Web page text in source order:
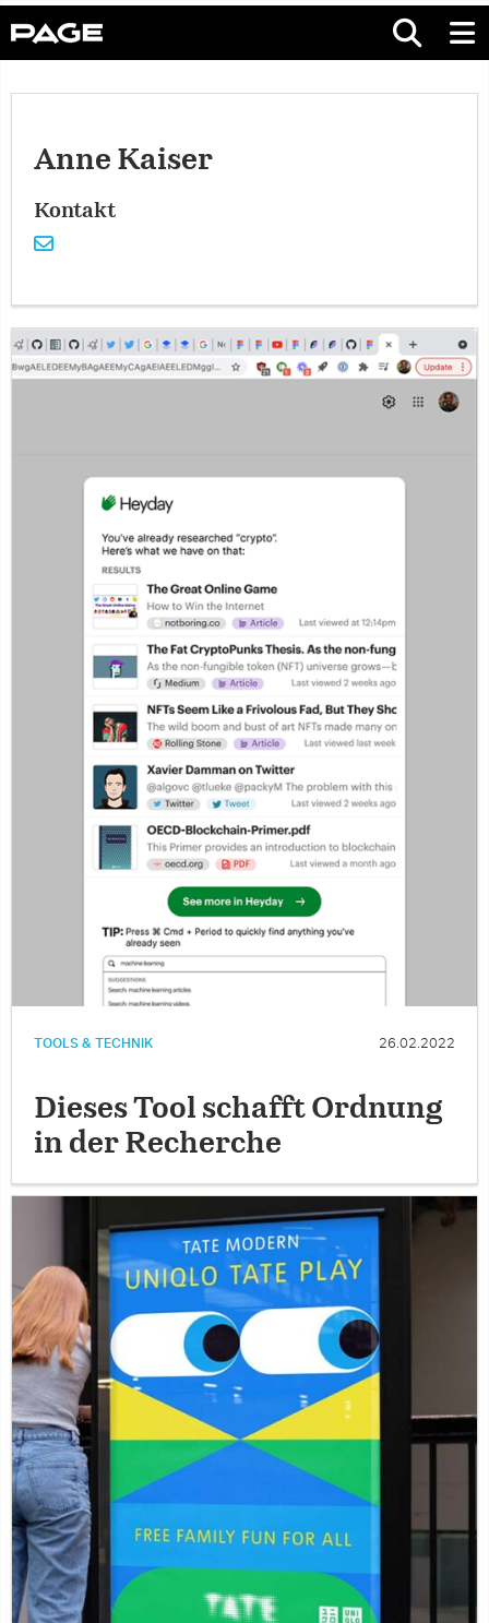
Anne Kaiser
Kontakt
TOOLS & TECHNIK 26.02.2022
Dieses Tool schafft Ordnung
in der Recherche